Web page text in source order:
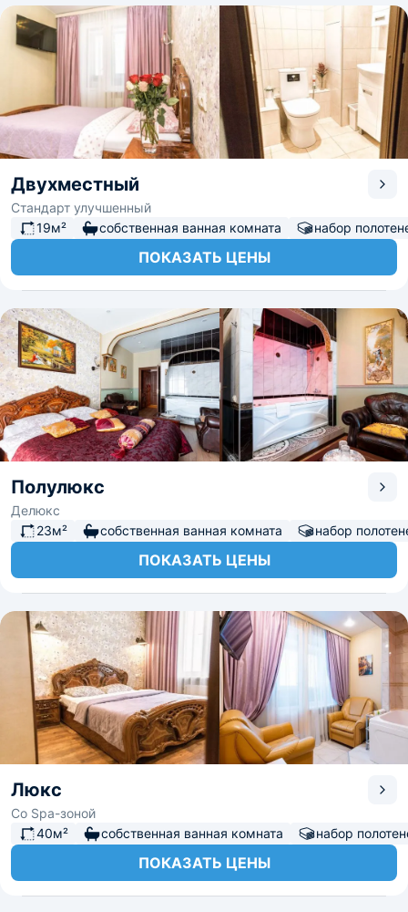
Двухместный
Стандарт улучшенный
19м²
собственная ванная комната набор
ПОКАЗАТЬ ЦЕНЫ
Полулюкс
Делюкс
23м²
собственная ванная комната набор
ПОКАЗАТЬ ЦЕНЫ
Люкс
Со Spa-зоной
40м²
собственная ванная комната набор
ПОКАЗАТЬ ЦЕНЫ